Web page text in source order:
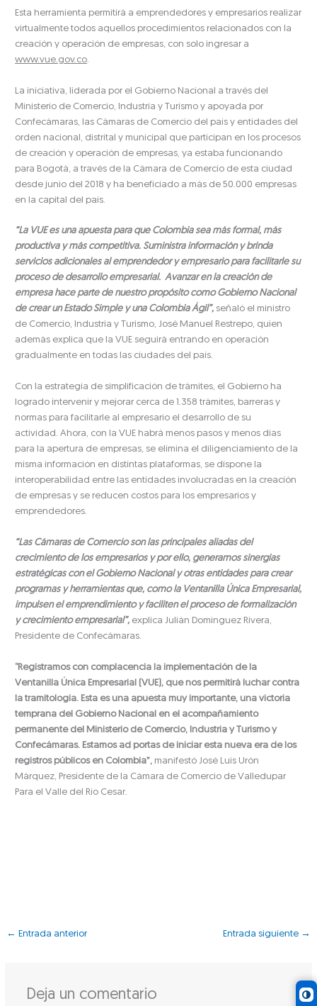
Esta herramienta permitirá a emprendedores y empresarios realizar
virtualmente todos aquellos procedimientos relacionados con la
creación y operación de empresas, con solo ingresar a
www.vue.gov.co.
La iniciativa, liderada por el Gobierno Nacional a través del
Ministerio de Comercio, Industria y Turismo y apoyada por
Confecámaras, las Cámaras de Comercio del país y entidades del
orden nacional, distrital y municipal que participan en los procesos
de creación y operación de empresas, ya estaba funcionando
para Bogotá, a través de la Cámara de Comercio de esta ciudad
desde junio del 2018 y ha beneficiado a más de 50.000 empresas
en la capital del país.
“La VUE es una apuesta para que Colombia sea más formal, más
productiva y más competitiva. Suministra información y brinda
servicios adicionales al emprendedor y empresario para facilitarle su
proceso de desarrollo empresarial. Avanzar en la creación de
empresa hace parte de nuestro propósito como Gobierno Nacional
de crear un Estado Simple y una Colombia Ágil”, señaló el ministro
de Comercio, Industria y Turismo, José Manuel Restrepo, quien
además explica que la VUE seguirá entrando en operación
gradualmente en todas las ciudades del país.
Con la estrategia de simplificación de trámites, el Gobierno ha
logrado intervenir y mejorar cerca de 1.358 trámites, barreras y
normas para facilitarle al empresario el desarrollo de su
actividad. Ahora, con la VUE habrá menos pasos y menos días
para la apertura de empresas, se elimina el diligenciamiento de la
misma información en distintas plataformas, se dispone la
interoperabilidad entre las entidades involucradas en la creación
de empresas y se reducen costos para los empresarios y
emprendedores.
“Las Cámaras de Comercio son las principales aliadas del
crecimiento de los empresarios y por ello, generamos sinergias
estratégicas con el Gobierno Nacional y otras entidades para crear
programas y herramientas que, como la Ventanilla Única Empresarial,
impulsen el emprendimiento y faciliten el proceso de formalización
y crecimiento empresarial”, explica Julián Domínguez Rivera,
Presidente de Confecámaras.
“Registramos con complacencia la implementación de la
Ventanilla Única Empresarial (VUE), que nos permitirá luchar contra
la tramitología. Esta es una apuesta muy importante, una victoria
temprana del Gobierno Nacional en el acompañamiento
permanente del Ministerio de Comercio, Industria y Turismo y
Confecámaras. Estamos ad portas de iniciar esta nueva era de los
registros públicos en Colombia”, manifestó José Luis Urón
Márquez, Presidente de la Cámara de Comercio de Valledupar
Para el Valle del Río Cesar.
← Entrada anterior Entrada siguiente →
Deja un comentario